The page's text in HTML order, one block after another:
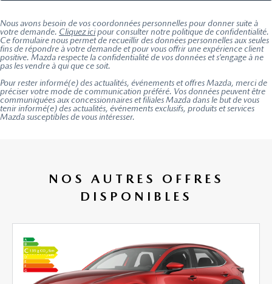
Nous avons besoin de vos coordonnées personnelles pour donner suite à
votre demande. Cliquez icipour consulter notre politique de confidentialité.
Ce formulaire nous permet de recueillir des données personnelles aux seules
fins de répondre à votre demande et pour vous offrir une expérience client
positive. Mazda respecte la confidentialité de vos données et s’engage à ne
pas les vendre à qui que ce soit.
Pour rester informé(e) des actualités, événements et offres Mazda, merci de
préciser votre mode de communication préféré. Vos données peuvent être
communiquées aux concessionnaires et filiales Mazda dans le but de vous
tenir informé(e) des actualités, événements exclusifs, produits et services
Mazda susceptibles de vous intéresser.
NOS AUTRES OFFRES
DISPONIBLES